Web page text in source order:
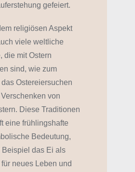
gefeiert.
religiösen Aspekt
viele weltliche
die mit Ostern
sind, wie zum
Ostereiersuchen
von
Diese Traditionen
eine frühlingshafte
Bedeutung,
Beispiel das Ei als
neues Leben und